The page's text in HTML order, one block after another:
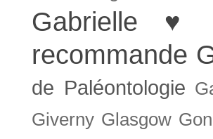
Gabrielle ♥
recommande
de Paléontologie
Giverny Glasgow